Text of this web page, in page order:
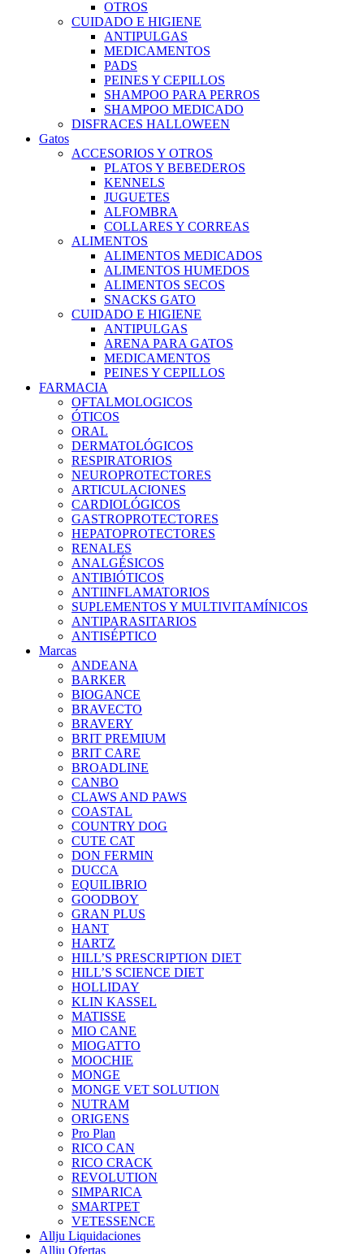
OTROS
CUIDADO E HIGIENE
ANTIPULGAS
MEDICAMENTOS
PADS
PEINES Y CEPILLOS
SHAMPOO PARA PERROS
SHAMPOO MEDICADO
DISFRACES HALLOWEEN
Gatos
ACCESORIOS Y OTROS
PLATOS Y BEBEDEROS
KENNELS
JUGUETES
ALFOMBRA
COLLARES Y CORREAS
ALIMENTOS
ALIMENTOS MEDICADOS
ALIMENTOS HUMEDOS
ALIMENTOS SECOS
SNACKS GATO
CUIDADO E HIGIENE
ANTIPULGAS
ARENA PARA GATOS
MEDICAMENTOS
PEINES Y CEPILLOS
FARMACIA
OFTALMOLOGICOS
ÓTICOS
ORAL
DERMATOLÓGICOS
RESPIRATORIOS
NEUROPROTECTORES
ARTICULACIONES
CARDIOLÓGICOS
GASTROPROTECTORES
HEPATOPROTECTORES
RENALES
ANALGÉSICOS
ANTIBIÓTICOS
ANTIINFLAMATORIOS
SUPLEMENTOS Y MULTIVITAMÍNICOS
ANTIPARASITARIOS
ANTISÉPTICO
Marcas
ANDEANA
BARKER
BIOGANCE
BRAVECTO
BRAVERY
BRIT PREMIUM
BRIT CARE
BROADLINE
CANBO
CLAWS AND PAWS
COASTAL
COUNTRY DOG
CUTE CAT
DON FERMIN
DUCCA
EQUILIBRIO
GOODBOY
GRAN PLUS
HANT
HARTZ
HILL’S PRESCRIPTION DIET
HILL’S SCIENCE DIET
HOLLIDAY
KLIN KASSEL
MATISSE
MIO CANE
MIOGATTO
MOOCHIE
MONGE
MONGE VET SOLUTION
NUTRAM
ORIGENS
Pro Plan
RICO CAN
RICO CRACK
REVOLUTION
SIMPARICA
SMARTPET
VETESSENCE
Allju Liquidaciones
Allju Ofertas